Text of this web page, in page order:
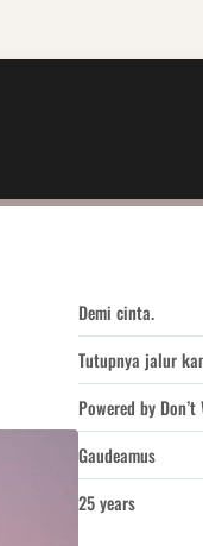
Demi cinta.
Tutupnya jalur
Powered by Don’t
Gaudeamus
25 years